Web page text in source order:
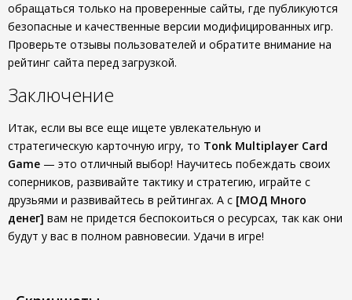
обращаться только на проверенные сайты, где публикуются
безопасные и качественные версии модифицированных игр.
Проверьте отзывы пользователей и обратите внимание на
рейтинг сайта перед загрузкой.
Заключение
Итак, если вы все еще ищете увлекательную и
стратегическую карточную игру, то Tonk Multiplayer Card
Game — это отличный выбор! Научитесь побеждать своих
соперников, развивайте тактику и стратегию, играйте с
друзьями и развивайтесь в рейтингах. А с [МОД Много
денег] вам не придется беспокоиться о ресурсах, так как они
будут у вас в полном равновесии. Удачи в игре!